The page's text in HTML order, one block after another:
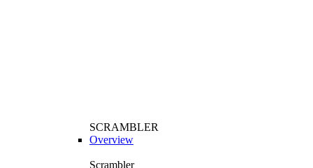
SCRAMBLER
Overview
Scrambler